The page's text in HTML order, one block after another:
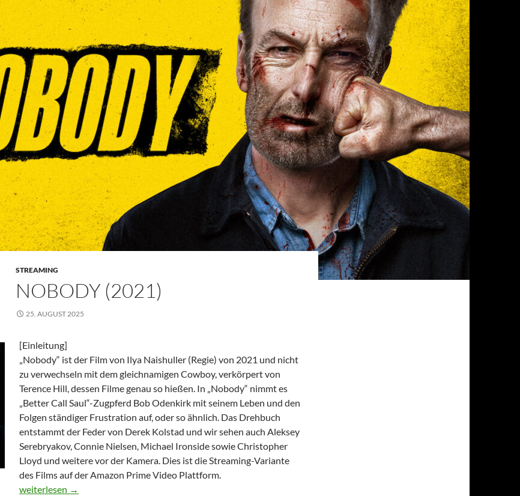
STREAMING
NOBODY (2021)
25. AUGUST 2025
[Einleitung]
„Nobody“ ist der Film von Ilya Naishuller (Regie) von 2021 und nicht
zu verwechseln mit dem gleichnamigen Cowboy, verkörpert von
Terence Hill, dessen Filme genau so hießen. In „Nobody“ nimmt es
„Better Call Saul“-Zugpferd Bob Odenkirk mit seinem Leben und den
Folgen ständiger Frustration auf, oder so ähnlich. Das Drehbuch
entstammt der Feder von Derek Kolstad und wir sehen auch Aleksey
Serebryakov, Connie Nielsen, Michael Ironside sowie Christopher
Lloyd und weitere vor der Kamera. Dies ist die Streaming-Variante
des Films auf der Amazon Prime Video Plattform.
Nobody (2021)
weiterlesen →